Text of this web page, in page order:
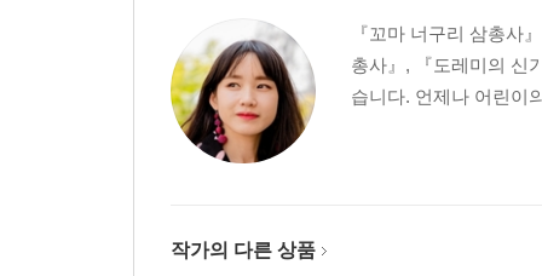
『꼬마 너구리 삼총사
총사』, 『도레미의 신
습니다. 언제나 어린이
작가의 다른 상품